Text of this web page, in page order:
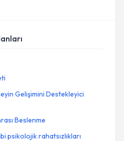
Gelişimini Destekleyici
Beslenme
psikolojik rahatsızlıkları